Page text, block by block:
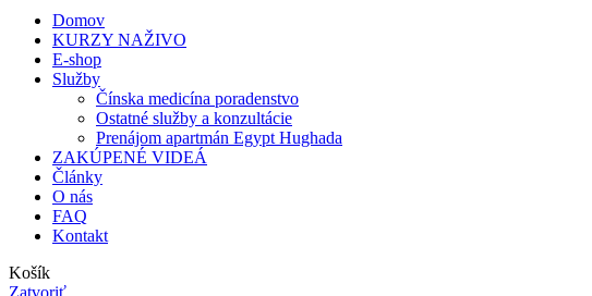
Domov
KURZY NAŽIVO
E-shop
Služby
Čínska medicína poradenstvo
Ostatné služby a konzultácie
Prenájom apartmán Egypt Hughada
ZAKÚPENÉ VIDEÁ
Články
O nás
FAQ
Kontakt
Košík
Zatvoriť